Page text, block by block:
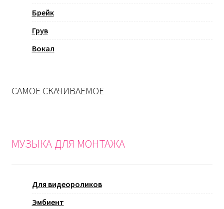
Брейк
Грув
Вокал
САМОЕ СКАЧИВАЕМОЕ
МУЗЫКА ДЛЯ МОНТАЖА
Для видеороликов
Эмбиент